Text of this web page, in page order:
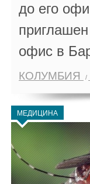
до его
офис в
КОЛУМБИЯ
МЕДИЦИНА